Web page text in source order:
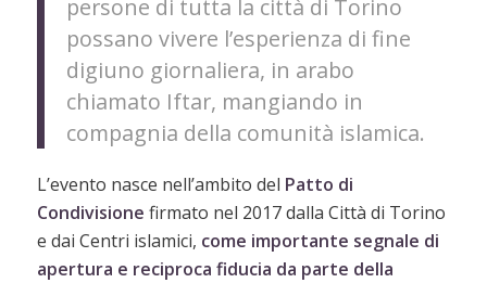
persone di tutta la città di Torino
possano vivere l’esperienza di fine
digiuno giornaliera, in arabo
chiamato Iftar, mangiando in
compagnia della comunità islamica.
L’evento nasce nell’ambito del Patto di
Condivisione firmato nel 2017 dalla Città di Torino
e dai Centri islamici, come importante segnale di
apertura e reciproca fiducia da parte della